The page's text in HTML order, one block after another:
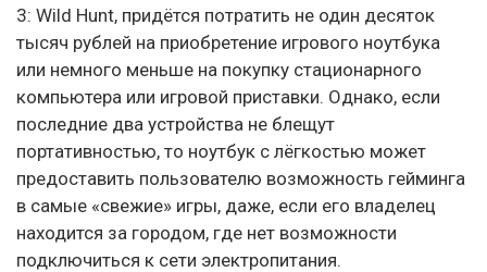
3: Wild Hunt, придётся потратить не один десяток
тысяч рублей на приобретение игрового ноутбука
или немного меньше на покупку стационарного
компьютера или игровой приставки. Однако, если
последние два устройства не блещут
портативностью, то ноутбук с лёгкостью может
предоставить пользователю возможность гейминга
в самые «свежие» игры, даже, если его владелец
находится за городом, где нет возможности
подключиться к сети электропитания.